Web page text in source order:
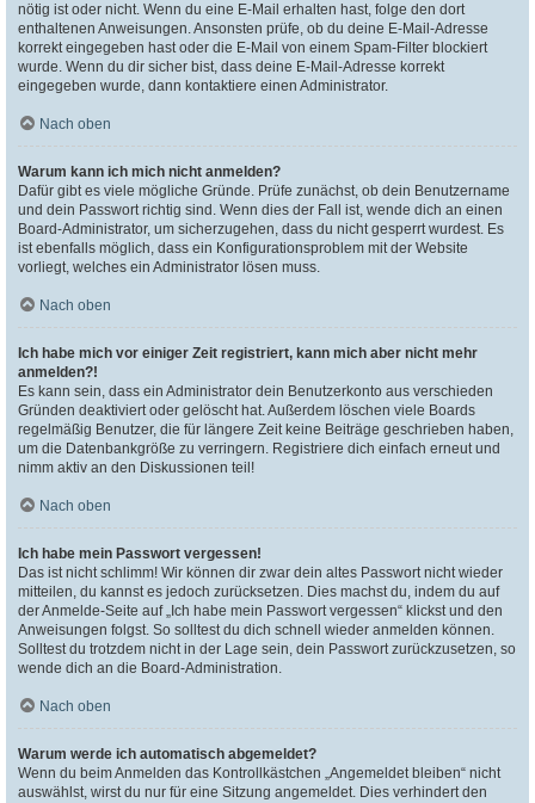
nötig ist oder nicht. Wenn du eine E-Mail erhalten hast, folge den dort
enthaltenen Anweisungen. Ansonsten prüfe, ob du deine E-Mail-Adresse
korrekt eingegeben hast oder die E-Mail von einem Spam-Filter blockiert
wurde. Wenn du dir sicher bist, dass deine E-Mail-Adresse korrekt
eingegeben wurde, dann kontaktiere einen Administrator.
Nach oben
Warum kann ich mich nicht anmelden?
Dafür gibt es viele mögliche Gründe. Prüfe zunächst, ob dein Benutzername
und dein Passwort richtig sind. Wenn dies der Fall ist, wende dich an einen
Board-Administrator, um sicherzugehen, dass du nicht gesperrt wurdest. Es
ist ebenfalls möglich, dass ein Konfigurationsproblem mit der Website
vorliegt, welches ein Administrator lösen muss.
Nach oben
Ich habe mich vor einiger Zeit registriert, kann mich aber nicht mehr
anmelden?!
Es kann sein, dass ein Administrator dein Benutzerkonto aus verschieden
Gründen deaktiviert oder gelöscht hat. Außerdem löschen viele Boards
regelmäßig Benutzer, die für längere Zeit keine Beiträge geschrieben haben,
um die Datenbankgröße zu verringern. Registriere dich einfach erneut und
nimm aktiv an den Diskussionen teil!
Nach oben
Ich habe mein Passwort vergessen!
Das ist nicht schlimm! Wir können dir zwar dein altes Passwort nicht wieder
mitteilen, du kannst es jedoch zurücksetzen. Dies machst du, indem du auf
der Anmelde-Seite auf „Ich habe mein Passwort vergessen“ klickst und den
Anweisungen folgst. So solltest du dich schnell wieder anmelden können.
Solltest du trotzdem nicht in der Lage sein, dein Passwort zurückzusetzen, so
wende dich an die Board-Administration.
Nach oben
Warum werde ich automatisch abgemeldet?
Wenn du beim Anmelden das Kontrollkästchen „Angemeldet bleiben“ nicht
auswählst, wirst du nur für eine Sitzung angemeldet. Dies verhindert den